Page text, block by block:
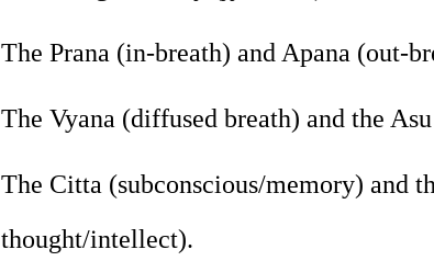
The Prana (in-breath) and Apana (out-
The Vyana (diffused breath) and the
The Citta (subconscious/memory) and
thought/intellect).